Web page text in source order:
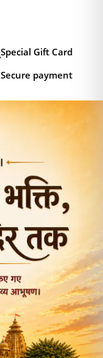
Special Gift Card
Secure payment